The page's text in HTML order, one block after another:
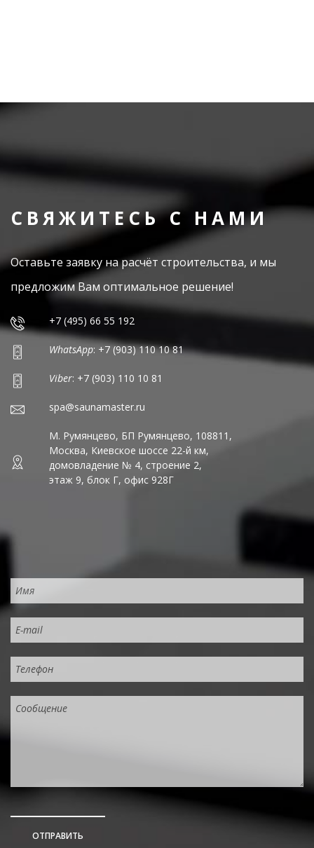
СВЯЖИТЕСЬ С НАМИ
Оставьте заявку на расчёт строительства, и мы
предложим Вам оптимальное решение!
+7 (495) 66 55 192
WhatsApp: +7 (903) 110 10 81
Viber: +7 (903) 110 10 81
spa@saunamaster.ru
М. Румянцево, БП Румянцево, 108811,
Москва, Киевское шоссе 22-й км,
домовладение № 4, строение 2,
этаж 9, блок Г, офис 928Г
ОТПРАВИТЬ